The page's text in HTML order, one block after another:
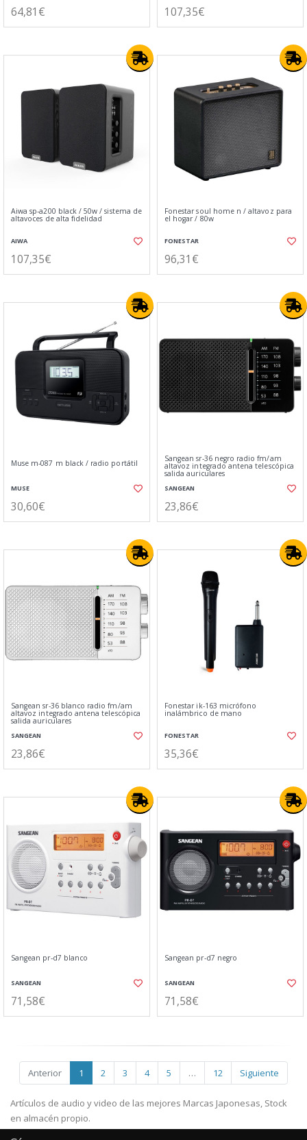
64,81€ 107,35€
Aiwa sp-a200 black / 50w / sistema de
altavoces de alta fidelidad
AIWA
107,35€
Fonestar soul home n / altavoz para
el hogar / 80w
FONESTAR
96,31€
Muse m-087 m black / radio portátil
MUSE
30,60€
Sangean sr-36 negro radio fm/am
altavoz integrado antena telescópica
salida auriculares
SANGEAN
23,86€
Sangean sr-36 blanco radio fm/am
altavoz integrado antena telescópica
salida auriculares
SANGEAN
23,86€
Fonestar ik-163 micrófono
inalámbrico de mano
FONESTAR
35,36€
Sangean pr-d7 blanco
SANGEAN
71,58€
Sangean pr-d7 negro
SANGEAN
71,58€
Anterior 1 2 3 4 5 … 12 Siguiente
Artículos de audio y video de las mejores Marcas Japonesas, Stock
en almacén propio.